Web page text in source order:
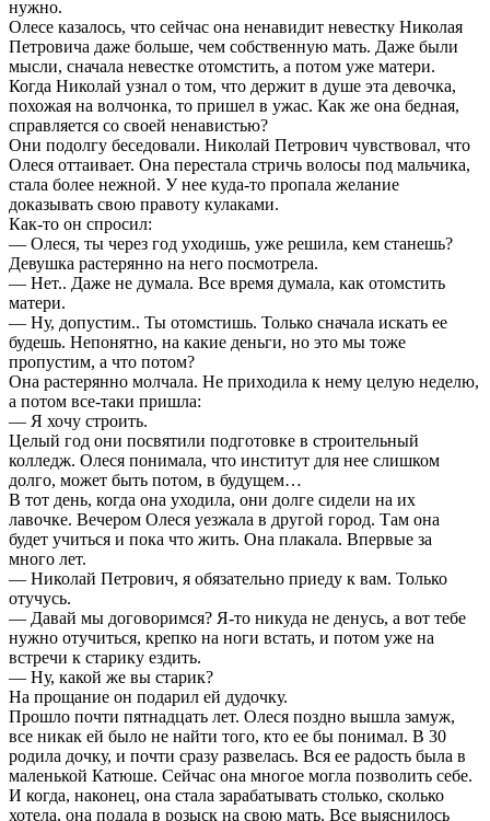
нужно.
Олесе казалось, что сейчас она ненавидит невестку Николая
Петровича даже больше, чем собственную мать. Даже были
мысли, сначала невестке отомстить, а потом уже матери.
Когда Николай узнал о том, что держит в душе эта девочка,
похожая на волчонка, то пришел в ужас. Как же она бедная,
справляется со своей ненавистью?
Они подолгу беседовали. Николай Петрович чувствовал, что
Олеся оттаивает. Она перестала стричь волосы под мальчика,
стала более нежной. У нее куда-то пропала желание
доказывать свою правоту кулаками.
Как-то он спросил:
— Олеся, ты через год уходишь, уже решила, кем станешь?
Девушка растерянно на него посмотрела.
— Нет.. Даже не думала. Все время думала, как отомстить
матери.
— Ну, допустим.. Ты отомстишь. Только сначала искать ее
будешь. Непонятно, на какие деньги, но это мы тоже
пропустим, а что потом?
Она растерянно молчала. Не приходила к нему целую неделю,
а потом все-таки пришла:
— Я хочу строить.
Целый год они посвятили подготовке в строительный
колледж. Олеся понимала, что институт для нее слишком
долго, может быть потом, в будущем…
В тот день, когда она уходила, они долге сидели на их
лавочке. Вечером Олеся уезжала в другой город. Там она
будет учиться и пока что жить. Она плакала. Впервые за
много лет.
— Николай Петрович, я обязательно приеду к вам. Только
отучусь.
— Давай мы договоримся? Я-то никуда не денусь, а вот тебе
нужно отучиться, крепко на ноги встать, и потом уже на
встречи к старику ездить.
— Ну, какой же вы старик?
На прощание он подарил ей дудочку.
Прошло почти пятнадцать лет. Олеся поздно вышла замуж,
все никак ей было не найти того, кто ее бы понимал. В 30
родила дочку, и почти сразу развелась. Вся ее радость была в
маленькой Катюше. Сейчас она многое могла позволить себе.
И когда, наконец, она стала зарабатывать столько, сколько
хотела, она подала в розыск на свою мать. Все выяснилось